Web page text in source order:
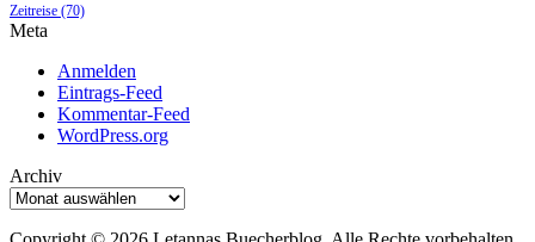
Zeitreise (70)
Meta
Anmelden
Eintrags-Feed
Kommentar-Feed
WordPress.org
Archiv
Archiv